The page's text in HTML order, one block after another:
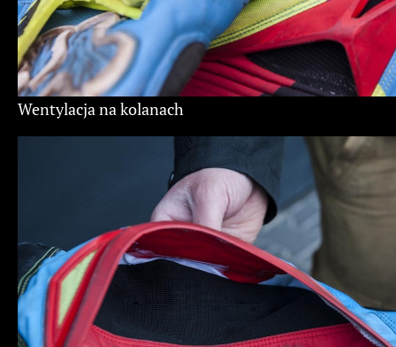
Wentylacja na kolanach